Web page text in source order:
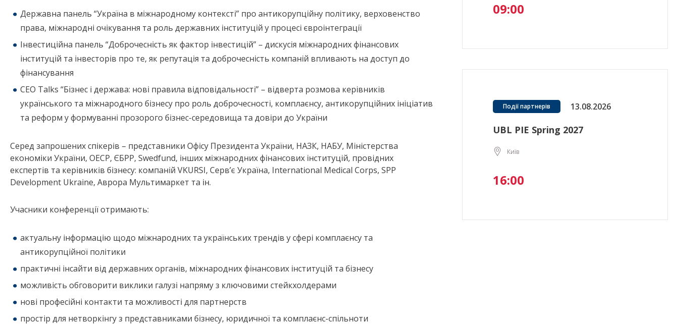
Державна панель “Україна в міжнародному контексті” про антикорупційну політику, верховенство
права, міжнародні очікування та роль державних інституцій у процесі євроінтеграції
Інвестиційна панель “Доброчесність як фактор інвестицій” – дискусія міжнародних фінансових
інституцій та інвесторів про те, як репутація та доброчесність компаній впливають на доступ до
фінансування
CEO Talks “Бізнес і держава: нові правила відповідальності” – відверта розмова керівників
українського та міжнародного бізнесу про роль доброчесності, комплаєнсу, антикорупційних ініціатив
та реформ у формуванні прозорого бізнес-середовища та довіри до України
Серед запрошених спікерів – представники Офісу Президента України, НАЗК, НАБУ, Міністерства
економіки України, ОЕСР, ЄБРР, Swedfund, інших міжнародних фінансових інституцій, провідних
експертів та керівників бізнесу: компаній VKURSI, Серв’є Україна, International Medical Corps, SPP
Development Ukraine, Аврора Мультимаркет та ін.
Учасники конференції отримають:
актуальну інформацію щодо міжнародних та українських трендів у сфері комплаєнсу та
антикорупційної політики
практичні інсайти від державних органів, міжнародних фінансових інституцій та бізнесу
можливість обговорити виклики галузі напряму з ключовими стейкхолдерами
нові професійні контакти та можливості для партнерств
простір для нетворкінгу з представниками бізнесу, юридичної та комплаєнс-спільноти
09:00
Події партнерів 13.08.2026
UBL PIE Spring 2027
Київ
16:00